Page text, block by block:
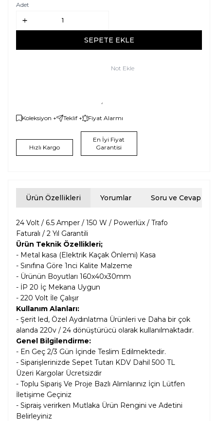
Adet
SEPETE EKLE
Not Ekle
Koleksiyon + Teklif + Fiyat Alarmı
Hızlı Kargo
En İyi Fiyat
Garantisi
Ürün Özellikleri Yorumlar Soru ve Cevap
24 Volt / 6.5 Amper / 150 W / Powerlüx / Trafo
Faturalı / 2 Yıl Garantili
Ürün Teknik Özellikleri;
- Metal kasa (Elektrik Kaçak Önlemi) Kasa
- Sınıfına Göre 1nci Kalite Malzeme
- Ürünün Boyutları 160x40x30mm
- İP 20 İç Mekana Uygun
- 220 Volt İle Çalışır
Kullanım Alanları:
- Şerit led, Özel Aydınlatma Ürünleri ve Daha bir çok
alanda 220v / 24 dönüştürücü olarak kullanılmaktadır.
Genel Bilgilendirme:
- En Geç 2/3 Gün İçinde Teslim Edilmektedir.
- Siparişlerinizde Sepet Tutarı KDV Dahil 500 TL
Üzeri Kargolar Ücretsizdir
- Toplu Sipariş Ve Proje Bazlı Alımlarınız İçin Lütfen
İletişime Geçiniz
- Sipraiş verirken Mutlaka Ürün Rengini ve Adetini
Belirleyiniz